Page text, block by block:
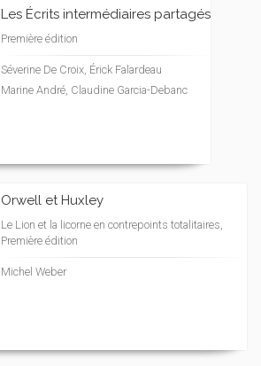
Les Écrits intermédiaires partagés
Première édition
Séverine De Croix, Érick Falardeau
Marine André, Claudine Garcia-Debanc
Orwell et Huxley
Le Lion et la licorne en contrepoints totalitaires,
Première édition
Michel Weber